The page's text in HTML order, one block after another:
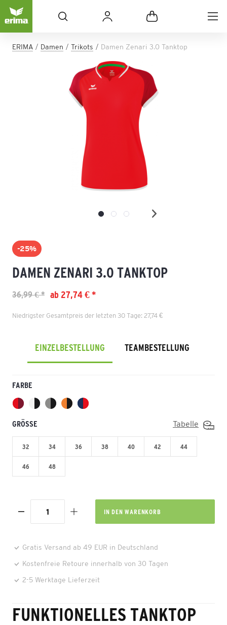
ERIMA Damen Trikots Damen Zenari 3.0 Tanktop
-25%
DAMEN ZENARI 3.0 TANKTOP
ab 27,74 € *
36,99 € *
Niedrigster Gesamtpreis der letzten 30 Tage: 27,74 €
EINZELBESTELLUNG TEAMBESTELLUNG
FARBE
GRÖSSE Tabelle
32 34 36 38 40 42 44
46 48
IN DEN WARENKORB
Gratis Versand ab 49 EUR in Deutschland
Kostenfreie Retoure innerhalb von 30 Tagen
2-5 Werktage Lieferzeit
FUNKTIONELLES TANKTOP